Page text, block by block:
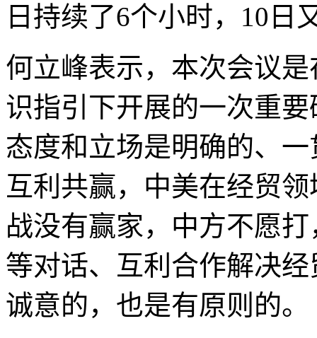
日持续了6个小时，10日
何立峰表示，本次会议
识指引下开展的一次重
态度和立场是明确的、
互利共赢，中美在经贸
战没有赢家，中方不愿
等对话、互利合作解决
诚意的，也是有原则的。